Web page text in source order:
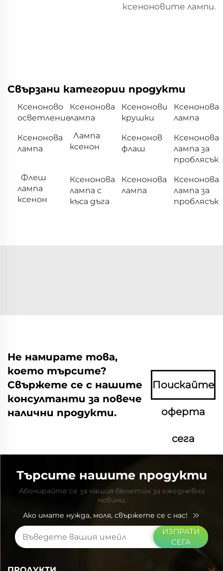
ксеноновите лампи.
Свързани категории продукти
Ксеноново
осветление
Ксенонова
лампа
Ксенонови
крушки
Ксенонова
лампа
Ксенонова
лампа
Лампа
ксенон
Ксенонов
флаш
Ксенонова
лампа за
проблясък
Флеш
лампа
ксенон
Ксенонова
лампа с
къса дъга
Ксенонова
лампа
Ксенонова
лампа за
проблясък
Не намирате това,
което търсите?
Свържете се с нашите
консултанти за повече
налични продукти.
Поискайте
оферта
сега
Търсите нашите продукти
Абонирайте се за нашия бюлетин за ежедневни
новини.
Ако имате нужда, моля, свържете се с нас!
ИЗПРАТИ
СЕГА